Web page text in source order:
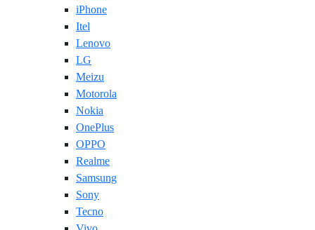
iPhone
Itel
Lenovo
LG
Meizu
Motorola
Nokia
OnePlus
OPPO
Realme
Samsung
Sony
Tecno